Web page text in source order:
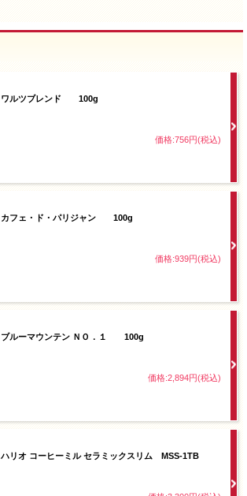
ワルツブレンド 100g
価格:756円(税込)
カフェ・ド・パリジャン 100g
価格:939円(税込)
ブルーマウンテン ＮＯ．１ 100g
価格:2,894円(税込)
ハリオ コーヒーミル セラミックスリム MSS-1TB